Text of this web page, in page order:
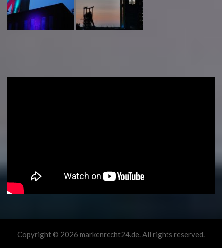
Copyright © 2026 markenrecht24.de. All rights reserved.